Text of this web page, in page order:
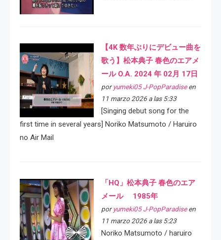
【4K 数年ぶりにデビュー曲を
歌う】松本典子 春色のエアメ
ール O.A. 2024 年 02月 17日
por yumeki05 J-PopParadiseen
11 marzo 2026 a las 5:33
[Singing debut song for the
first time in several years] Noriko Matsumoto / Haruiro
no Air Mail
「HQ」松本典子 春色のエア
メール 1985年
por yumeki05 J-PopParadiseen
11 marzo 2026 a las 5:23
Noriko Matsumoto / haruiro